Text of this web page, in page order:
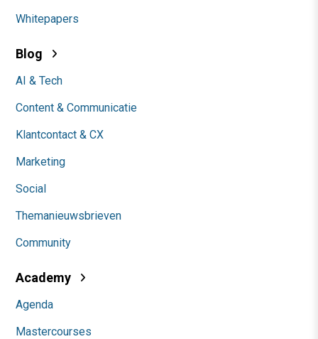
Whitepapers
Blog
AI & Tech
Content & Communicatie
Klantcontact & CX
Marketing
Social
Themanieuwsbrieven
Community
Academy
Agenda
Mastercourses